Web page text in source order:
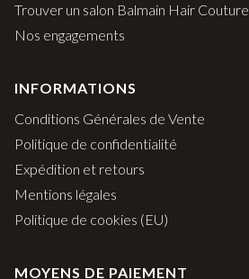
Trouver un salon Balmain Hair Couture
Nos engagements
INFORMATIONS
Conditions Générales de Vente
Politique de confidentialité
Expédition et retours
Mentions légales
Politique de cookies (EU)
MOYENS DE PAIEMENT